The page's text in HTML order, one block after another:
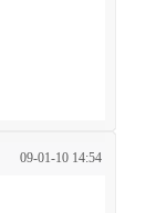
09-01-10 14:54